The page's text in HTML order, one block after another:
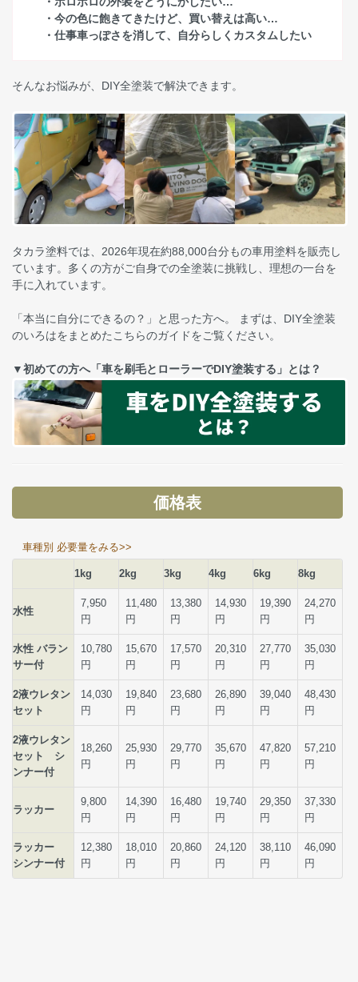
・今の色に飽きてきたけど、買い替えは高い…
・仕事車っぽさを消して、自分らしくカスタムしたい
そんなお悩みが、DIY全塗装で解決できます。
タカラ塗料では、2026年現在約88,000台分もの車用塗料を販売し
ています。多くの方がご自身での全塗装に挑戦し、理想の一台を
手に入れています。
「本当に自分にできるの？」と思った方へ。 まずは、DIY全塗装
のいろはをまとめたこちらのガイドをご覧ください。
▼初めての方へ「車を刷毛とローラーでDIY塗装する」とは？
価格表
車種別 必要量をみる>>